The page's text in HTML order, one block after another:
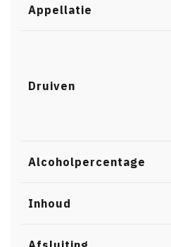
Appellatie
Druiven
Alcoholpercentage
Inhoud